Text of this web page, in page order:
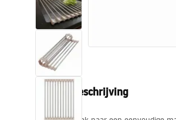
Douches
Keuken
Productbeschrijving